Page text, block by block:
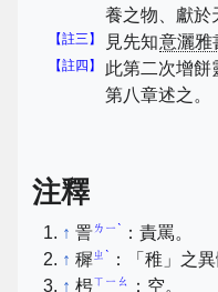
養之物、獻於
【註三】 見先知意灑雅
【註四】 此第二次增餅
第八章述之。
注釋
↑ 詈ㄌㄧˋ
：責罵。
↑ 穉ㄓˋ
：「稚」之
↑ 枵ㄒㄧㄠ ：空。